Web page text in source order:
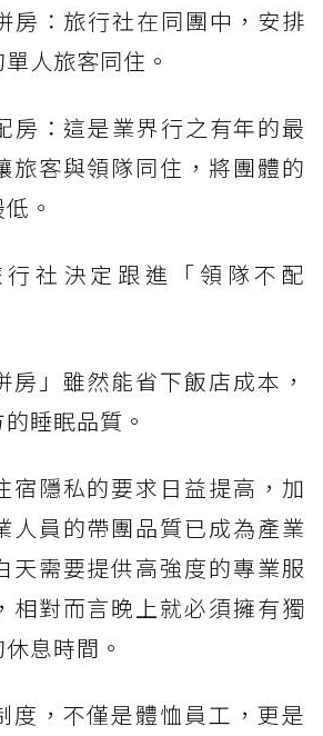
房：旅行社在同團中，安排
人旅客同住。
房：這是業界行之有年的最
旅客與領隊同住，將團體的
。
社決定跟進「領隊不配
房」雖然能省下飯店成本，
睡眠品質。
宿隱私的要求日益提高，加
人員的帶團品質已成為產業
天需要提供高強度的專業服
相對而言晚上就必須擁有獨
息時間。
度，不僅是體恤員工，更是